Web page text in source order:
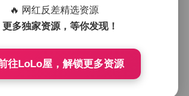
刻意的摆拍感，反而让人感觉像是偶然
聚会。
的服装选择充分体现了轻糖乐园的主
或是带有微微光泽的缎面，颜色则以糖
、薄荷绿、淡黄和 lavender 交替出
层次感的褶皱或是小碎花印花，走动时
🔥 网红反差精选资源
更多独家资源，等你发现！
往LoLo屋，解锁更多资源